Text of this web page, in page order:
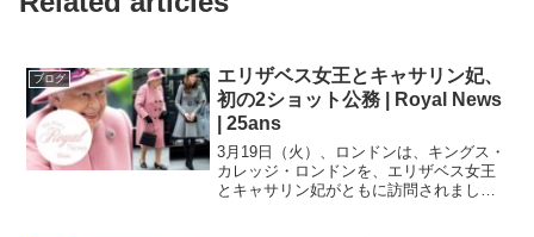
ブログ
エリザベス女王とキャサリン妃、
初の2ショット公務 | Royal News
| 25ans
3月19日（火）、ロンドンは、キングス・
カレッジ・ロンドンを、エリザベス女王
とキャサリン妃がともに訪問されまし